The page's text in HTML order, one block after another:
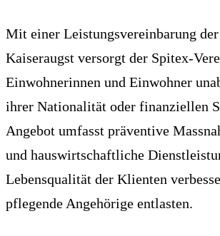
Mit einer Leistungsvereinbarung
Kaiseraugst versorgt der Spitex-
Einwohnerinnen und Einwohner
ihrer Nationalität oder finanziellen
Angebot umfasst präventive
und hauswirtschaftliche
Lebensqualität der Klienten
pflegende Angehörige entlasten.